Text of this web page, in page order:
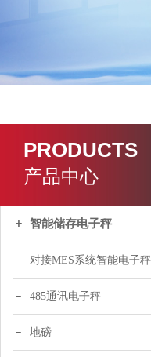
PRODUCTS
产品中心
智能储存电子秤
对接MES系统智能电子秤
485通讯电子秤
地磅